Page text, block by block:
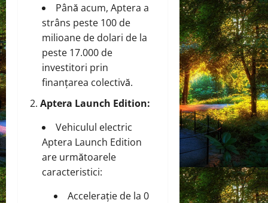
Până acum, Aptera a
strâns peste 100 de
milioane de dolari de la
peste 17.000 de
investitori prin
finanțarea colectivă.
Aptera Launch Edition:
Vehiculul electric
Aptera Launch Edition
are următoarele
caracteristici:
Accelerație de la 0